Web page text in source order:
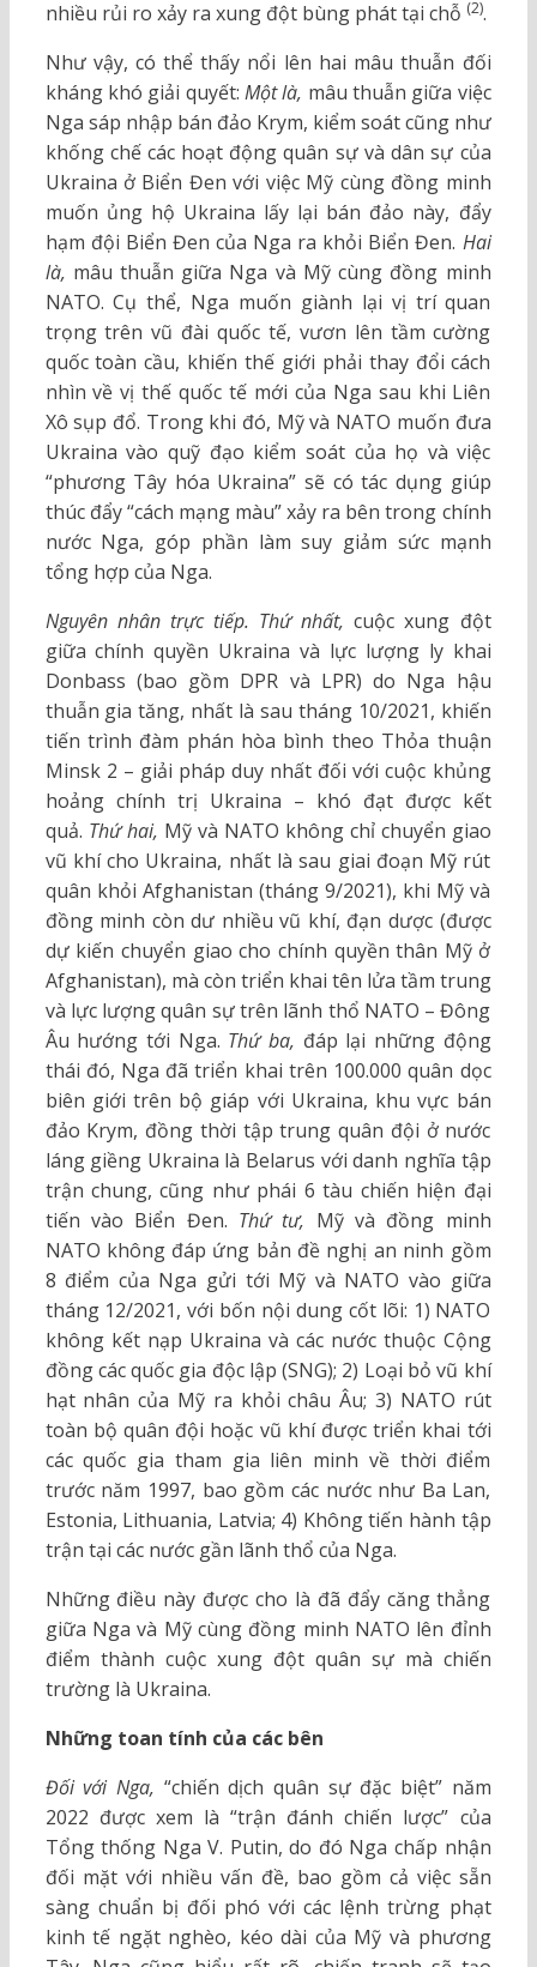
nhiều rủi ro xảy ra xung đột bùng phát tại chỗ (2).
Như vậy, có thể thấy nổi lên hai mâu thuẫn đối
kháng khó giải quyết: Một là, mâu thuẫn giữa việc
Nga sáp nhập bán đảo Krym, kiểm soát cũng như
khống chế các hoạt động quân sự và dân sự của
Ukraina ở Biển Đen với việc Mỹ cùng đồng minh
muốn ủng hộ Ukraina lấy lại bán đảo này, đẩy
hạm đội Biển Đen của Nga ra khỏi Biển Đen. Hai
là, mâu thuẫn giữa Nga và Mỹ cùng đồng minh
NATO. Cụ thể, Nga muốn giành lại vị trí quan
trọng trên vũ đài quốc tế, vươn lên tầm cường
quốc toàn cầu, khiến thế giới phải thay đổi cách
nhìn về vị thế quốc tế mới của Nga sau khi Liên
Xô sụp đổ. Trong khi đó, Mỹ và NATO muốn đưa
Ukraina vào quỹ đạo kiểm soát của họ và việc
“phương Tây hóa Ukraina” sẽ có tác dụng giúp
thúc đẩy “cách mạng màu” xảy ra bên trong chính
nước Nga, góp phần làm suy giảm sức mạnh
tổng hợp của Nga.
Nguyên nhân trực tiếp. Thứ nhất, cuộc xung đột
giữa chính quyền Ukraina và lực lượng ly khai
Donbass (bao gồm DPR và LPR) do Nga hậu
thuẫn gia tăng, nhất là sau tháng 10/2021, khiến
tiến trình đàm phán hòa bình theo Thỏa thuận
Minsk 2 – giải pháp duy nhất đối với cuộc khủng
hoảng chính trị Ukraina – khó đạt được kết
quả. Thứ hai, Mỹ và NATO không chỉ chuyển giao
vũ khí cho Ukraina, nhất là sau giai đoạn Mỹ rút
quân khỏi Afghanistan (tháng 9/2021), khi Mỹ và
đồng minh còn dư nhiều vũ khí, đạn dược (được
dự kiến chuyển giao cho chính quyền thân Mỹ ở
Afghanistan), mà còn triển khai tên lửa tầm trung
và lực lượng quân sự trên lãnh thổ NATO – Đông
Âu hướng tới Nga. Thứ ba, đáp lại những động
thái đó, Nga đã triển khai trên 100.000 quân dọc
biên giới trên bộ giáp với Ukraina, khu vực bán
đảo Krym, đồng thời tập trung quân đội ở nước
láng giềng Ukraina là Belarus với danh nghĩa tập
trận chung, cũng như phái 6 tàu chiến hiện đại
tiến vào Biển Đen. Thứ tư, Mỹ và đồng minh
NATO không đáp ứng bản đề nghị an ninh gồm
8 điểm của Nga gửi tới Mỹ và NATO vào giữa
tháng 12/2021, với bốn nội dung cốt lõi: 1) NATO
không kết nạp Ukraina và các nước thuộc Cộng
đồng các quốc gia độc lập (SNG); 2) Loại bỏ vũ khí
hạt nhân của Mỹ ra khỏi châu Âu; 3) NATO rút
toàn bộ quân đội hoặc vũ khí được triển khai tới
các quốc gia tham gia liên minh về thời điểm
trước năm 1997, bao gồm các nước như Ba Lan,
Estonia, Lithuania, Latvia; 4) Không tiến hành tập
trận tại các nước gần lãnh thổ của Nga.
Những điều này được cho là đã đẩy căng thẳng
giữa Nga và Mỹ cùng đồng minh NATO lên đỉnh
điểm thành cuộc xung đột quân sự mà chiến
trường là Ukraina.
Những toan tính của các bên
Đối với Nga, “chiến dịch quân sự đặc biệt” năm
2022 được xem là “trận đánh chiến lược” của
Tổng thống Nga V. Putin, do đó Nga chấp nhận
đối mặt với nhiều vấn đề, bao gồm cả việc sẵn
sàng chuẩn bị đối phó với các lệnh trừng phạt
kinh tế ngặt nghèo, kéo dài của Mỹ và phương